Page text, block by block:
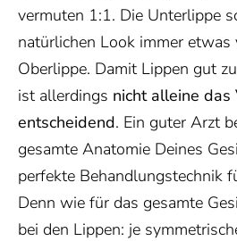
vermuten 1:1. Die Unterlippe
natürlichen Look immer etwas
Oberlippe. Damit Lippen gut
ist allerdings nicht alleine das
entscheidend. Ein guter Arzt
gesamte Anatomie Deines
perfekte Behandlungstechnik
Denn wie für das gesamte
bei den Lippen: je